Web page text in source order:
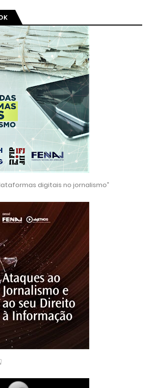
digitais no jornalismo”